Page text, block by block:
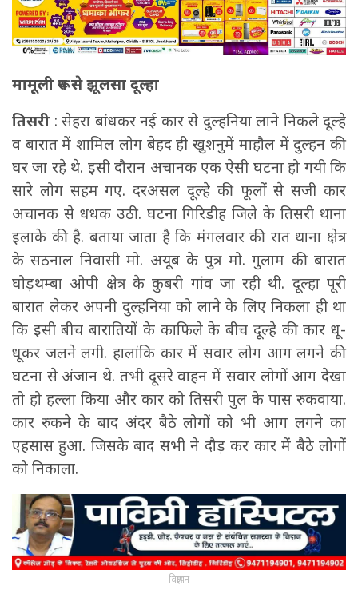
मामूली रूप से झूलसा दूल्हा
तिसरी : सेहरा बांधकर नई कार से दुल्हनिया लाने निकले दूल्हे
व बारात में शामिल लोग बेहद ही खुशनुमें माहौल में दुल्हन की
घर जा रहे थे. इसी दौरान अचानक एक ऐसी घटना हो गयी कि
सारे लोग सहम गए. दरअसल दूल्हे की फूलों से सजी कार
अचानक से धधक उठी. घटना गिरिडीह जिले के तिसरी थाना
इलाके की है. बताया जाता है कि मंगलवार की रात थाना क्षेत्र
के सठनाल निवासी मो. अयूब के पुत्र मो. गुलाम की बारात
घोड़थम्बा ओपी क्षेत्र के कुबरी गांव जा रही थी. दूल्हा पूरी
बारात लेकर अपनी दुल्हनिया को लाने के लिए निकला ही था
कि इसी बीच बारातियों के काफिले के बीच दूल्हे की कार धू-
धूकर जलने लगी. हालांकि कार में सवार लोग आग लगने की
घटना से अंजान थे. तभी दूसरे वाहन में सवार लोगों आग देखा
तो हो हल्ला किया और कार को तिसरी पुल के पास रुकवाया.
कार रुकने के बाद अंदर बैठे लोगों को भी आग लगने का
एहसास हुआ. जिसके बाद सभी ने दौड़ कर कार में बैठे लोगों
को निकाला.
विज्ञापन